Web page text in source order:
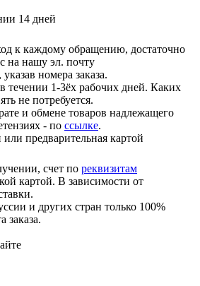
14 дней
к каждому обращению, достаточно
на нашу эл. почту
, указав номера заказа.
течении 1-3ёх рабочих дней. Каких
не потребуется.
и обмене товаров надлежащего
- по ссылке.
предварительная картой
счет по реквизитам
картой. В зависимости от
и других стран только 100%
заказа.